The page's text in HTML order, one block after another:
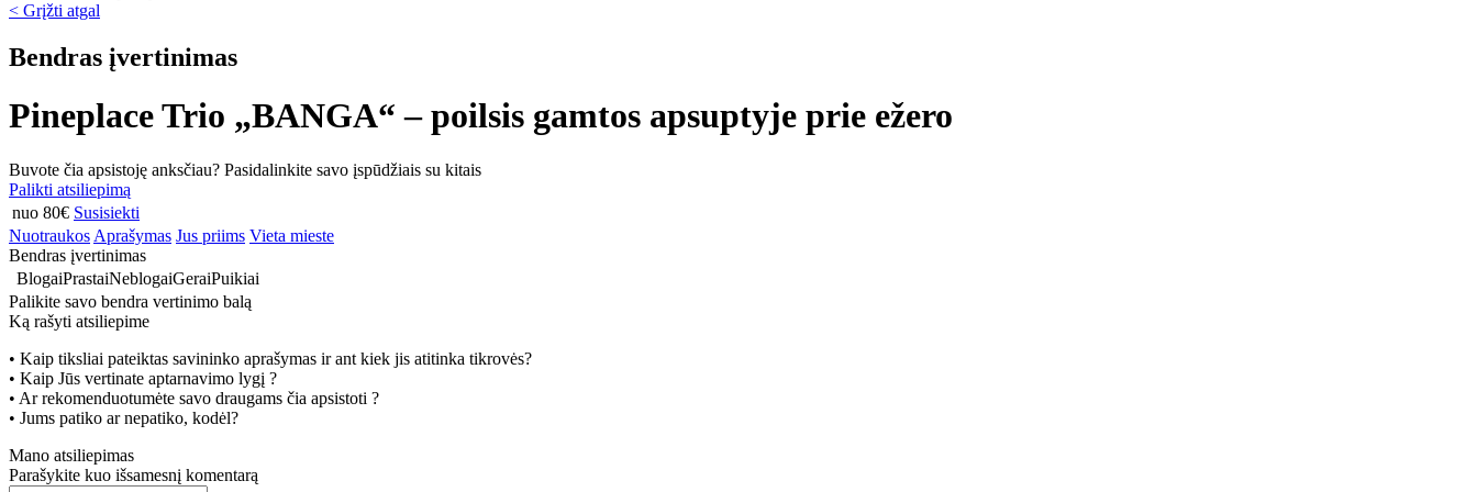
< Grįžti atgal
Bendras įvertinimas
Pineplace Trio „BANGA“ – poilsis gamtos apsuptyje prie ežero
Buvote čia apsistoję anksčiau? Pasidalinkite savo įspūdžiais su kitais
Palikti atsiliepimą
nuo 80€ Susisiekti
Nuotraukos Aprašymas Jus priims Vieta mieste
Bendras įvertinimas
BlogaiPrastaiNeblogaiGeraiPuikiai
Palikite savo bendra vertinimo balą
Ką rašyti atsiliepime
• Kaip tiksliai pateiktas savininko aprašymas ir ant kiek jis atitinka tikrovės?
• Kaip Jūs vertinate aptarnavimo lygį ?
• Ar rekomenduotumėte savo draugams čia apsistoti ?
• Jums patiko ar nepatiko, kodėl?
Mano atsiliepimas
Parašykite kuo išsamesnį komentarą